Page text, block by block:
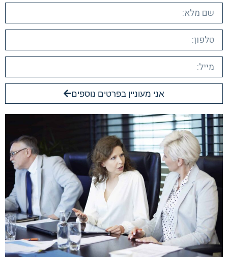
אני מעוניין בפרטים נוספים